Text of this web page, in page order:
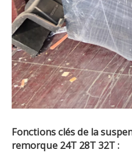
Fonctions clés de la
remorque 24T 28T 32T :